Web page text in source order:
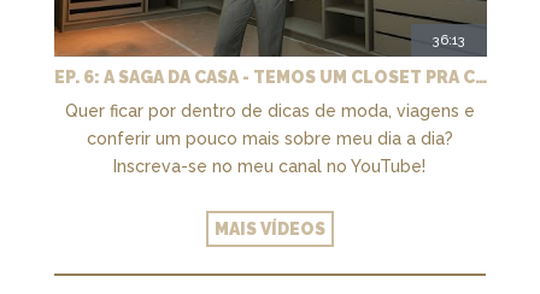
36:13
EP. 6: A SAGA DA CASA - TEMOS UM CLOSET PRA CHAMAR DE NOSSO + MARCENARIA E PAISAGISMO
Quer ficar por dentro de dicas de moda, viagens e
conferir um pouco mais sobre meu dia a dia?
Inscreva-se no meu canal no YouTube!
MAIS VÍDEOS